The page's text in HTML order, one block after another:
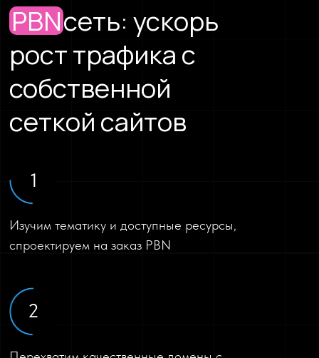
PBNсеть: ускорь
рост трафика с
собственной
сеткой сайтов
1
Изучим тематику и доступные ресурсы,
спроектируем на заказ PBN
2